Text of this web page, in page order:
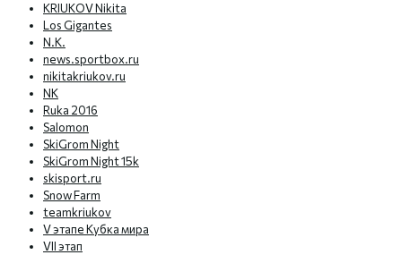
KRIUKOV Nikita
Los Gigantes
N.K.
news.sportbox.ru
nikitakriukov.ru
NK
Ruka 2016
Salomon
SkiGrom Night
SkiGrom Night 15k
skisport.ru
Snow Farm
teamkriukov
V этапе Кубка мира
VII этап